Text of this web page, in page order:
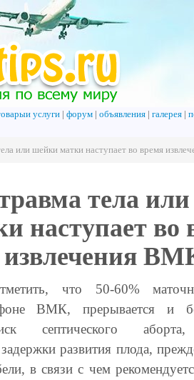
услуги форум объявления галерея
или шейки матки наступает во время
тела
наступает во
извлечения
что 50-60%
ВМК, прерывается и
септического аборта,
развития плода,
в связи с чем